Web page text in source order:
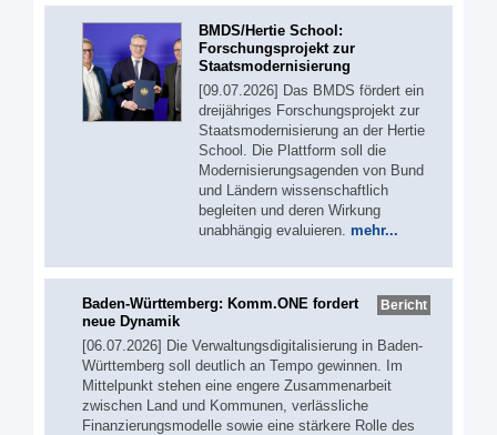
BMDS/Hertie School:
Forschungsprojekt zur
Staatsmodernisierung
[09.07.2026] Das BMDS fördert ein
dreijähriges Forschungsprojekt zur
Staatsmodernisierung an der Hertie
School. Die Plattform soll die
Modernisierungsagenden von Bund
und Ländern wissenschaftlich
begleiten und deren Wirkung
unabhängig evaluieren. mehr...
Bericht
Baden-Württemberg: Komm.ONE fordert
neue Dynamik
[06.07.2026] Die Verwaltungsdigitalisierung in Baden-
Württemberg soll deutlich an Tempo gewinnen. Im
Mittelpunkt stehen eine engere Zusammenarbeit
zwischen Land und Kommunen, verlässliche
Finanzierungsmodelle sowie eine stärkere Rolle des